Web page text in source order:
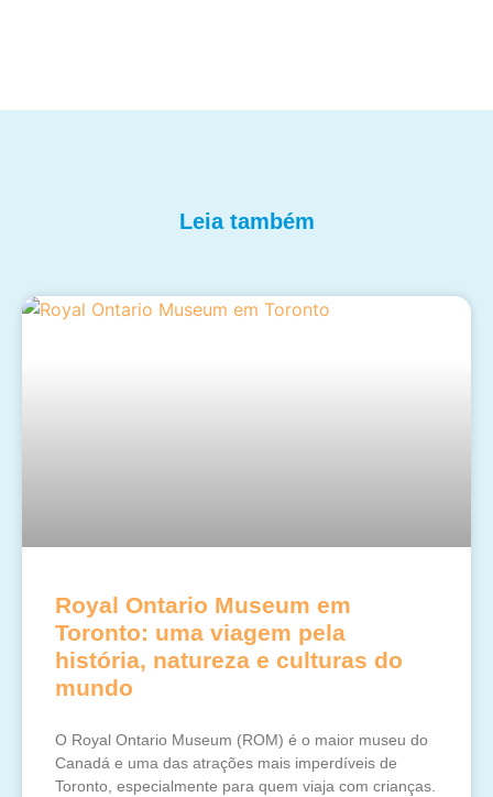
Leia também
Royal Ontario Museum em
Toronto: uma viagem pela
história, natureza e culturas do
mundo
O Royal Ontario Museum (ROM) é o maior museu do
Canadá e uma das atrações mais imperdíveis de
Toronto, especialmente para quem viaja com crianças.